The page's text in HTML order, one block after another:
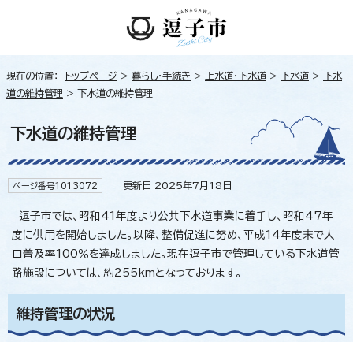
現在の位置： トップページ > 暮らし・手続き > 上水道・下水道 > 下水道 > 下水
道の維持管理 > 下水道の維持管理
下水道の維持管理
ページ番号1013072 更新日 2025年7月18日
逗子市では、昭和41年度より公共下水道事業に着手し、昭和47年
度に供用を開始しました。以降、整備促進に努め、平成14年度末で人
口普及率100％を達成しました。現在逗子市で管理している下水道管
路施設については、約255kmとなっております。
維持管理の状況